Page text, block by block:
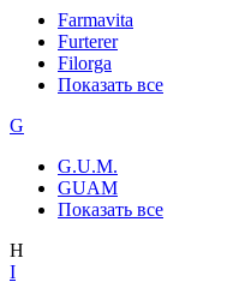
Farmavita
Furterer
Filorga
Показать все
G
G.U.M.
GUAM
Показать все
H
I